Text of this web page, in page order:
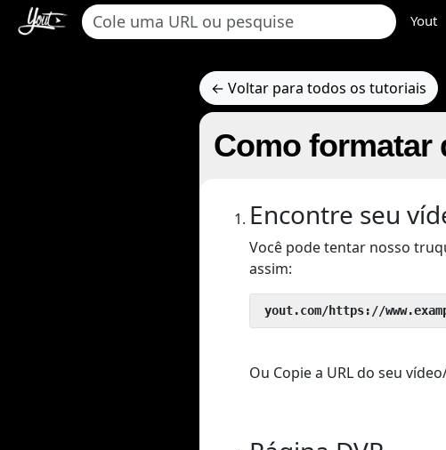
Yout
← Voltar para todos os tutoriais
Como formatar
Encontre seu
Você pode tentar nosso
assim:
yout.com/https://
Ou Copie a URL do seu